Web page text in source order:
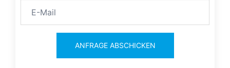
ANFRAGE ABSCHICKEN